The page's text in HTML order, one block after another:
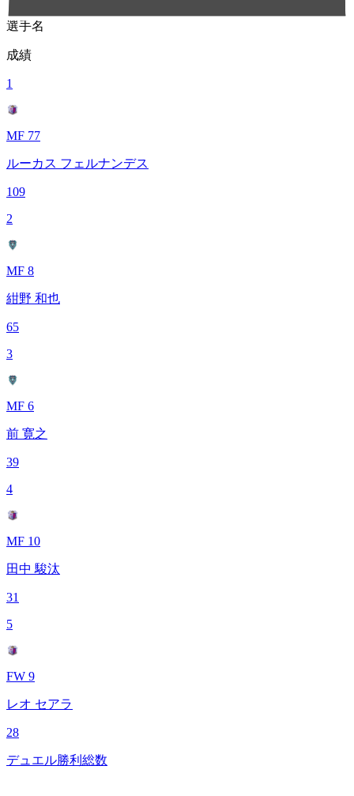
選手名
成績
1
MF 77
ルーカス フェルナンデス
109
2
MF 8
紺野 和也
65
3
MF 6
前 寛之
39
4
MF 10
田中 駿汰
31
5
FW 9
レオ セアラ
28
デュエル勝利総数